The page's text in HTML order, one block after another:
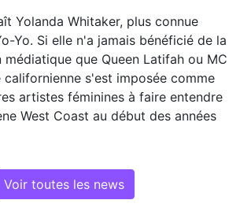
Yolanda Whitaker, plus connue
Yo. Si elle n'a jamais bénéficié de la
que Queen Latifah ou MC
californienne s'est imposée comme
artistes féminines à faire entendre
West Coast au début des années
Voir toutes les news